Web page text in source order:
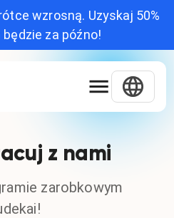
wzrosną. Uzyskaj 50%
będzie za późno!
z nami
zarobkowym